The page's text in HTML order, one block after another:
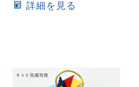
詳細を見る